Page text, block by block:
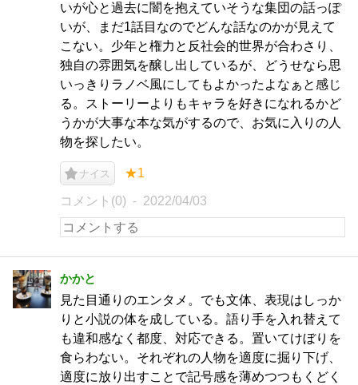
いが心と過去に闇を抱えていそうな集団の話っぽ
いが、まだ1話目なのでどんな話なのかが見えて
こない。少年と権力と反社会的世界が合わさり、
独自の雰囲気を醸し出しているが、どうせなら思
いっきりラノベ風にしてもよかったよなぁと感じ
る。ストーリーよりもキャラを好きになれるかど
うかが大事な本な気がするので、お気に入りの人
物を探したい。
ナイス ★1
コメント(0) 2022/04/03
かかと
見た目通りのエンタメ。でも文体、表現はしっか
りと小説の体を成している。語り手を入れ替えて
も違和感なく都度、対応できる。置いてけぼりを
食らわない。それぞれの人物を適度に掘り下げ、
適度に放り出すことで記号感を薄めつつもくどく